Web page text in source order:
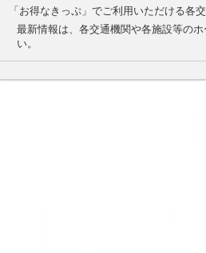
「お得なきっぷ」でご利用いただける各
最新情報は、各交通機関や各施設等の
い。